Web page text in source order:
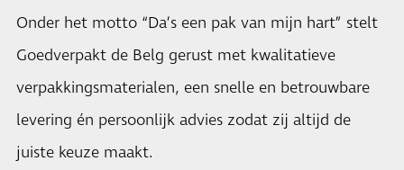
Onder het motto “Da’s een pak van mijn hart” stelt
Goedverpakt de Belg gerust met kwalitatieve
verpakkingsmaterialen, een snelle en betrouwbare
levering én persoonlijk advies zodat zij altijd de
juiste keuze maakt.